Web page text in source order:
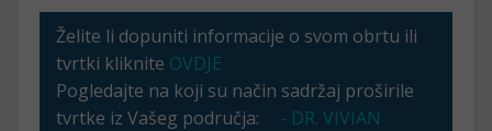
Želite li dopuniti informacije o svom obrtu ili
tvrtki kliknite OVDJE
Pogledajte na koji su način sadržaj proširile
tvrtke iz Vašeg područja:
- DR. VIVIAN